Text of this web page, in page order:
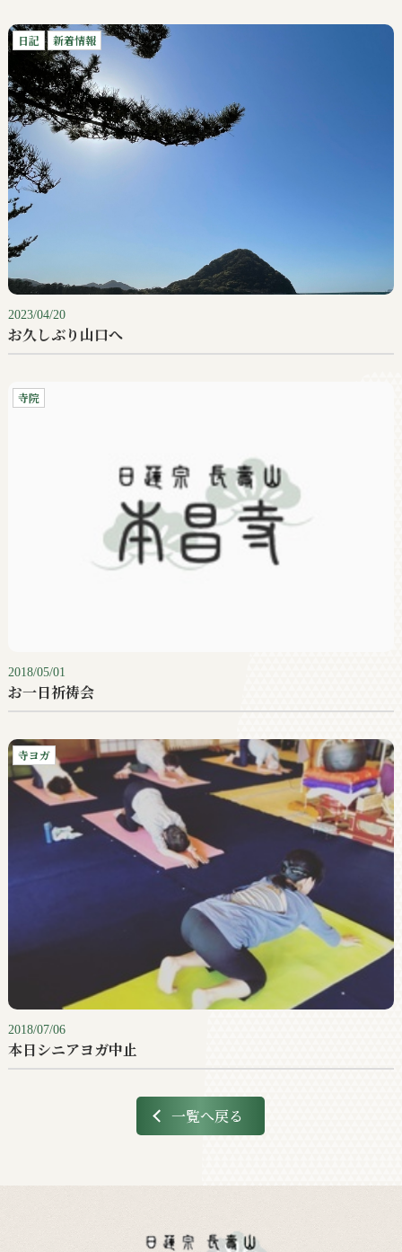
日記 新着情報
2023/04/20
お久しぶり山口へ
寺院
2018/05/01
お一日祈祷会
寺ヨガ
2018/07/06
本日シニアヨガ中止
一覧へ戻る